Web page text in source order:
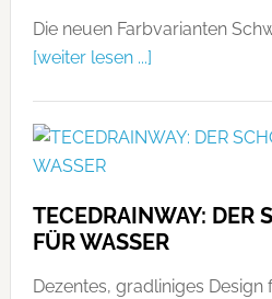
Die neuen Farbvarianten
[weiter lesen ...]
TECEDRAINWAY: DER
FÜR WASSER
Dezentes, gradliniges Design